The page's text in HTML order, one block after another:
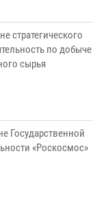
стратегического
по
сырья
Государственной
«Роскосмос»